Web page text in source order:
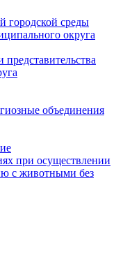
городской среды
округа
объединения
при осуществлении
с животными без